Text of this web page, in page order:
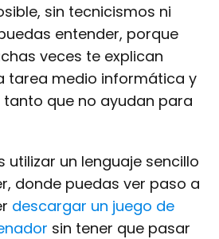
sin tecnicismos ni
entender, porque
veces te explican
tarea medio informática y
que no ayudan para
utilizar un lenguaje sencillo
donde puedas ver paso a
descargar un juego de
sin tener que pasar